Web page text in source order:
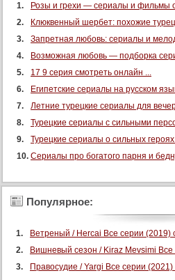
Розы и грехи — сериалы и фильмы
Клюквенный шербет: похожие
Запретная любовь: сериалы и
Возможная любовь — подборка
17 9 серия смотреть онлайн ...
Египетские сериалы на русском
Летние турецкие сериалы для
Турецкие сериалы с сильными
Турецкие сериалы о сильных героях
Сериалы про богатого парня и
Популярное:
Ветреный / Hercai Все серии (2019)
Вишневый сезон / Kiraz Mevsimi Все
Правосудие / Yargi Все серии